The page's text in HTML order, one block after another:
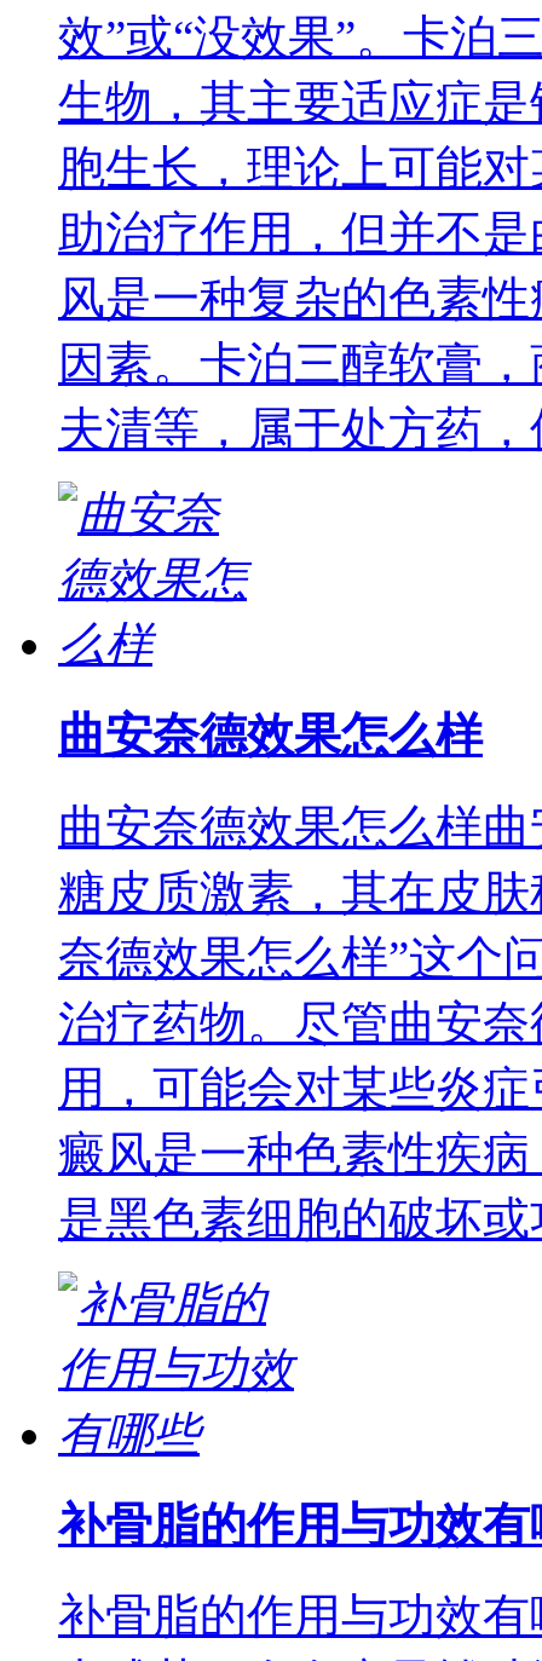
效”或“没效果”。卡泊
生物，其主要适应症
胞生长，理论上可能
助治疗作用，但并不
风是一种复杂的色素
因素。卡泊三醇软膏
夫清等，属于处方药，
曲安奈德效果怎么样
曲安奈德效果怎么样
糖皮质激素，其在皮
奈德效果怎么样”这个
治疗药物。尽管曲安
用，可能会对某些炎
癜风是一种色素性疾
是黑色素细胞的破坏
补骨脂的作用与功效有
补骨脂的作用与功效